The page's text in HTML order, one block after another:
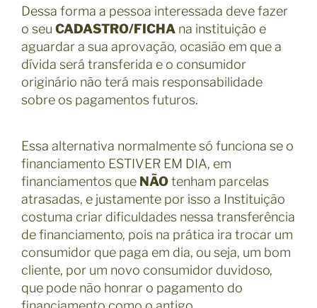
Dessa forma a pessoa interessada deve fazer
o seu CADASTRO/FICHA na instituição e
aguardar a sua aprovação, ocasião em que a
dívida será transferida e o consumidor
originário não terá mais responsabilidade
sobre os pagamentos futuros.
Essa alternativa normalmente só funciona se o
financiamento ESTIVER EM DIA, em
financiamentos que NÃOtenham parcelas
atrasadas, e justamente por isso a Instituição
costuma criar dificuldades nessa transferência
de financiamento, pois na prática ira trocar um
consumidor que paga em dia, ou seja, um bom
cliente, por um novo consumidor duvidoso,
que pode não honrar o pagamento do